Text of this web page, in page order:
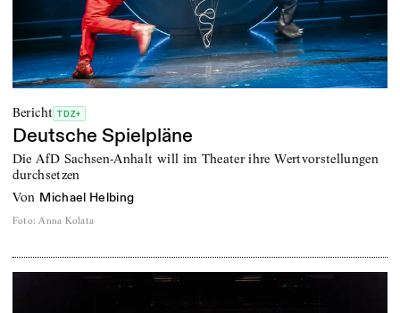
Bericht TDZ+
Deutsche Spielpläne
Die AfD Sachsen-Anhalt will im Theater ihre Wertvorstellungen
durchsetzen
von Michael Helbing
Foto: Anna Kolata